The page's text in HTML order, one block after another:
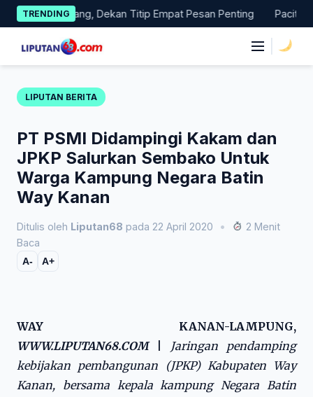
Skip
to
content
TRENDING
Magang, Dekan Titip Empat Pesan Penting Pacitan
LIPUTAN BERITA
PT PSMI Didampingi Kakam dan
JPKP Salurkan Sembako Untuk
Warga Kampung Negara Batin
Way Kanan
Ditulis oleh Liputan68 pada 22 April 2020 •
2 Menit
Baca
A- A+
WAY KANAN-LAMPUNG,
WWW.LIPUTAN68.COM|
Jaringan pendamping
kebijakan pembangunan (JPKP) Kabupaten Way
Kanan, bersama kepala kampung Negara Batin